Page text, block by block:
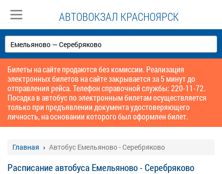
АВТОВОКЗАЛ КРАСНОЯРСК
Билеты на сайте продаются без комиссии. Реализация
электронных билетов на сайте закрывается за 5 минут до
отправления рейса. Телефон справочной службы: 220-11-72.
Посадка в автобус по электронным билетам осуществляется
только при предъявлении документа удостоверяющего
личность, на основании которого был оформлен билет.
Главная Автобус Емельяново - Серебряково
Расписание автобуса Емельяново - Серебряково